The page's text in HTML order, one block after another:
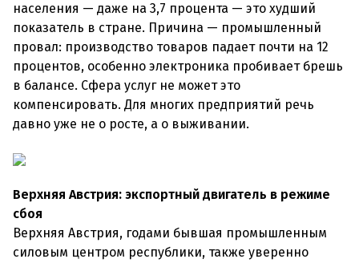
населения — даже на 3,7 процента — это худший
показатель в стране. Причина — промышленный
провал: производство товаров падает почти на 12
процентов, особенно электроника пробивает брешь
в балансе. Сфера услуг не может это
компенсировать. Для многих предприятий речь
давно уже не о росте, а о выживании.
Верхняя Австрия: экспортный двигатель в режиме
сбоя
Верхняя Австрия, годами бывшая промышленным
силовым центром республики, также уверенно